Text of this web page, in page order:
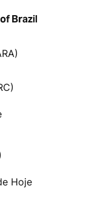
Brazil
Hoje